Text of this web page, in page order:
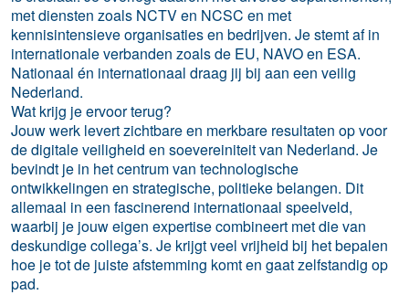
met diensten zoals NCTV en NCSC en met
kennisintensieve organisaties en bedrijven. Je stemt af in
internationale verbanden zoals de EU, NAVO en ESA.
Nationaal én internationaal draag jij bij aan een veilig
Nederland.
Wat krijg je ervoor terug?
Jouw werk levert zichtbare en merkbare resultaten op voor
de digitale veiligheid en soevereiniteit van Nederland. Je
bevindt je in het centrum van technologische
ontwikkelingen en strategische, politieke belangen. Dit
allemaal in een fascinerend internationaal speelveld,
waarbij je jouw eigen expertise combineert met die van
deskundige collega’s. Je krijgt veel vrijheid bij het bepalen
hoe je tot de juiste afstemming komt en gaat zelfstandig op
pad.